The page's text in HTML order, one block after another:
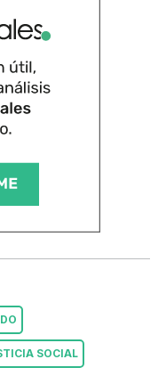
SOCIAL